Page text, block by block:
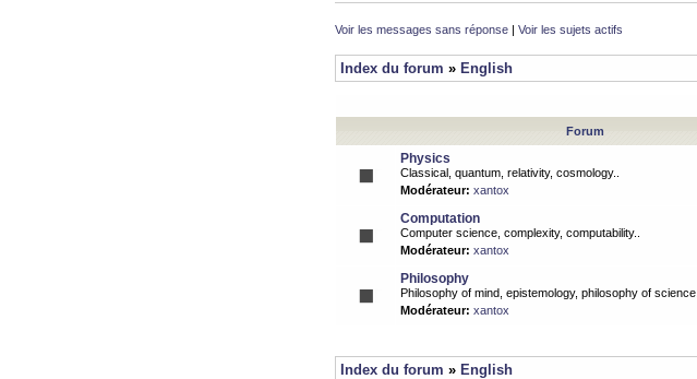
Voir les messages sans réponse | Voir les sujets actifs
Index du forum » English
Forum
Physics
Classical, quantum, relativity, cosmology..
Modérateur: xantox
Computation
Computer science, complexity, computability..
Modérateur: xantox
Philosophy
Philosophy of mind, epistemology, philosophy of science..
Modérateur: xantox
Index du forum » English